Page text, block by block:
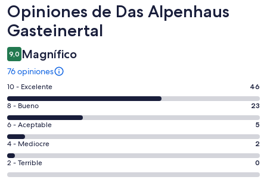
Opiniones
Opiniones de Das Alpenhaus
Gasteinertal
9,0 Magnífico
76 opiniones
Evaluación:
10
-
Excelente.
46
de
76
opiniones
10 - Excelente 46
Evaluación:
8
-
Bueno.
23
de
8 - Bueno 23
Evaluación:
6
-
Aceptable.
5
6 - Aceptable 5
Evaluación:
4
-
4 - Mediocre 2
Evaluación:
2
2 - Terrible 0